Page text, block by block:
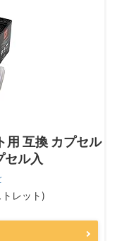
互換 カプセル
セル入
レット)